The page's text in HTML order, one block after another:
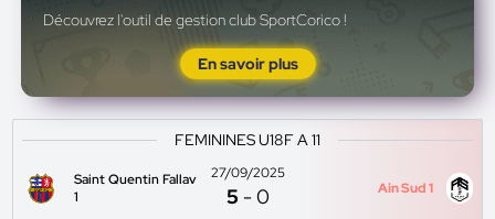
Découvrez l'outil de gestion club SportCorico !
En savoir plus
FEMININES U18F A 11
Saint Quentin Fallav
1
27/09/2025
5 -0 Ain Sud 1